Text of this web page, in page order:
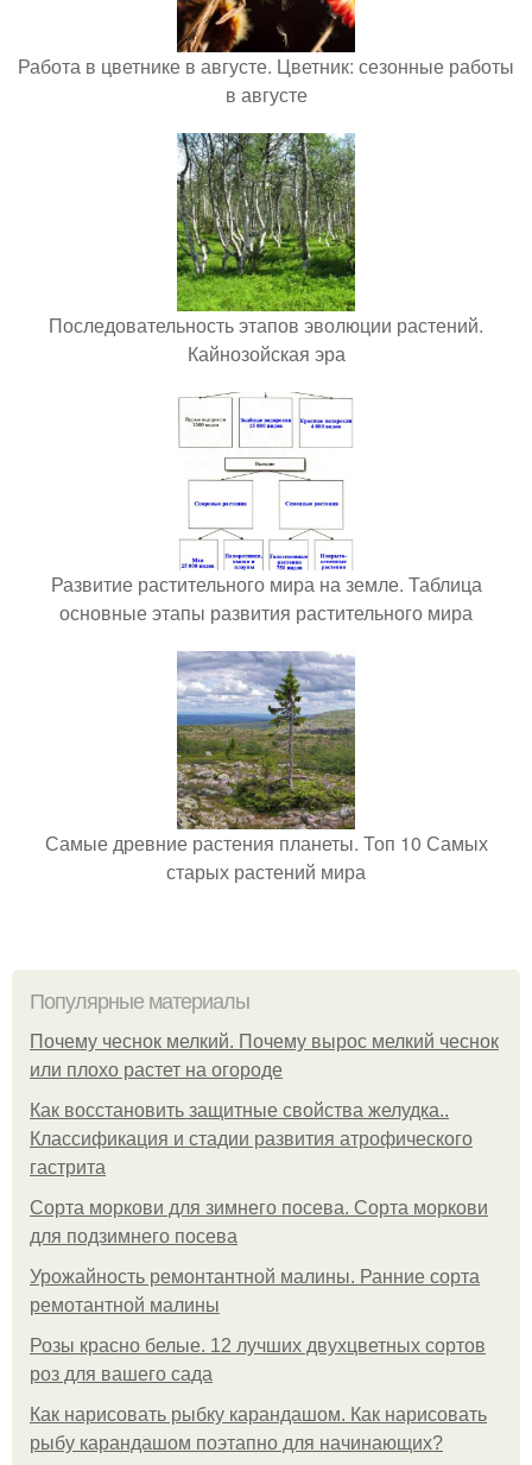
Работа в цветнике в августе. Цветник: сезонные работы
в августе
Последовательность этапов эволюции растений.
Кайнозойская эра
Развитие растительного мира на земле. Таблица
основные этапы развития растительного мира
Самые древние растения планеты. Топ 10 Самых
старых растений мира
Популярные материалы
Почему чеснок мелкий. Почему вырос мелкий чеснок
или плохо растет на огороде
Как восстановить защитные свойства желудка..
Классификация и стадии развития атрофического
гастрита
Сорта моркови для зимнего посева. Сорта моркови
для подзимнего посева
Урожайность ремонтантной малины. Ранние сорта
ремотантной малины
Розы красно белые. 12 лучших двухцветных сортов
роз для вашего сада
Как нарисовать рыбку карандашом. Как нарисовать
рыбу карандашом поэтапно для начинающих?